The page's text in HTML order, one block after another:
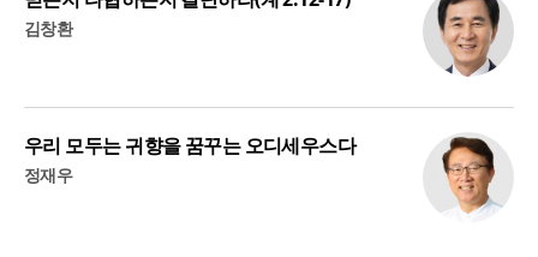
김창환
우리 모두는 귀향을 꿈꾸는 오디세우스다
정재우